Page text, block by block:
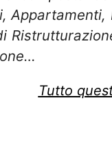
Tutto